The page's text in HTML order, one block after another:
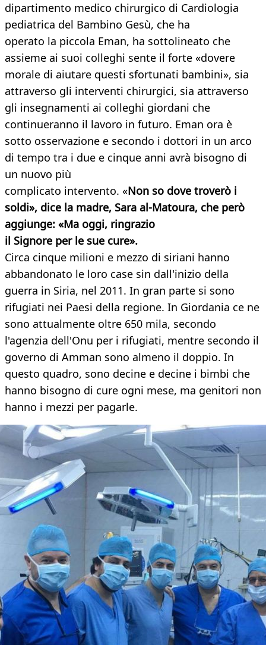
dipartimento medico chirurgico di Cardiologia
pediatrica del Bambino Gesù, che ha
operato la piccola Eman, ha sottolineato che
assieme ai suoi colleghi sente il forte «dovere
morale di aiutare questi sfortunati bambini», sia
attraverso gli interventi chirurgici, sia attraverso
gli insegnamenti ai colleghi giordani che
continueranno il lavoro in futuro. Eman ora è
sotto osservazione e secondo i dottori in un arco
di tempo tra i due e cinque anni avrà bisogno di
un nuovo più
complicato intervento. «Non so dove troverò i
soldi», dice la madre, Sara al-Matoura, che però
aggiunge: «Ma oggi, ringrazio
il Signore per le sue cure».
Circa cinque milioni e mezzo di siriani hanno
abbandonato le loro case sin dall'inizio della
guerra in Siria, nel 2011. In gran parte si sono
rifugiati nei Paesi della regione. In Giordania ce ne
sono attualmente oltre 650 mila, secondo
l'agenzia dell'Onu per i rifugiati, mentre secondo il
governo di Amman sono almeno il doppio. In
questo quadro, sono decine e decine i bimbi che
hanno bisogno di cure ogni mese, ma genitori non
hanno i mezzi per pagarle.